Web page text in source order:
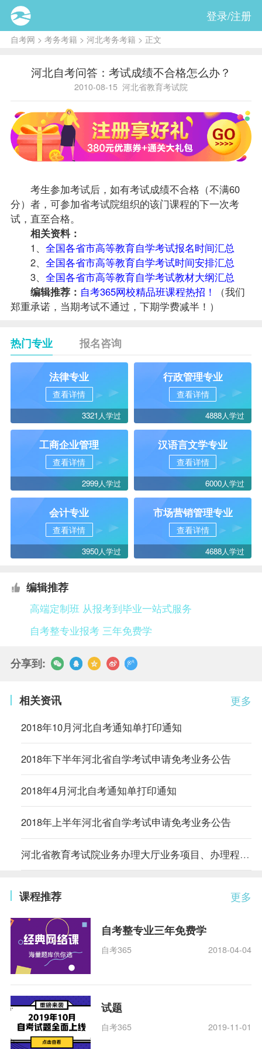
登录/注册
自考网 > 考务考籍 > 河北考务考籍 > 正文
河北自考问答：考试成绩不合格怎么办？
2010-08-15 河北省教育考试院
考生参加考试后，如有考试成绩不合格（不满60
分）者，可参加省考试院组织的该门课程的下一次考
试，直至合格。
相关资料：
1、 全国各省市高等教育自学考试报名时间汇总
2、 全国各省市高等教育自学考试时间安排汇总
3、 全国各省市高等教育自学考试教材大纲汇总
编辑推荐： 自考365网校精品班课程热招！
（我们
郑重承诺，当期考试不通过，下期学费减半！）
热门专业 报名咨询
法律专业
查看详情
3321人学过
行政管理专业
查看详情
4888人学过
工商企业管理
查看详情
2999人学过
汉语言文学专业
查看详情
6000人学过
会计专业
查看详情
3950人学过
市场营销管理专业
查看详情
4688人学过
编辑推荐
高端定制班 从报考到毕业一站式服务
自考整专业报考 三年免费学
分享到:
更多
相关资讯
2018年10月河北自考通知单打印通知
2018年下半年河北省自学考试申请免考业务公告
2018年4月河北自考通知单打印通知
2018年上半年河北省自学考试申请免考业务公告
河北省教育考试院业务办理大厅业务项目、办理程序及要求
更多
课程推荐
自考整专业三年免费学
自考365 2018-04-04
试题
自考365 2019-11-01